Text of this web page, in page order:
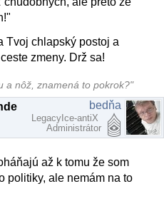
Tvoj chlapský postoj a
zmeny. Drž sa!
a nôž, znamená to pokrok?"
bedňa
LegacyIce-antiX
Administrátor
až k tomu že som
politiky, ale nemám na to